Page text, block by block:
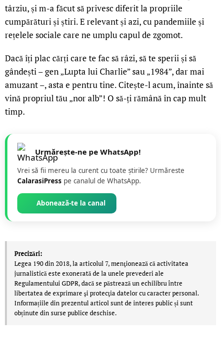
târziu, și m-a făcut să privesc diferit la propriile
cumpărături și știri. E relevant și azi, cu pandemiile și
rețelele sociale care ne umplu capul de zgomot.
Dacă îți plac cărți care te fac să râzi, să te sperii și să
gândești – gen „Lupta lui Charlie” sau „1984”, dar mai
amuzant –, asta e pentru tine. Citește-l acum, înainte să
vină propriul tău „nor alb”! O să-ți rămână în cap mult
timp.
Urmărește-ne pe WhatsApp!
Vrei să fii mereu la curent cu toate știrile? Urmăreste
CalarasiPress pe canalul de WhatsApp.
Abonează-te la canal
Precizări:
Legea 190 din 2018, la articolul 7, menţionează că activitatea
jurnalistică este exonerată de la unele prevederi ale
Regulamentului GDPR, dacă se păstrează un echilibru între
libertatea de exprimare şi protecţia datelor cu caracter personal.
Informațiile din prezentul articol sunt de interes public și sunt
obținute din surse publice deschise.